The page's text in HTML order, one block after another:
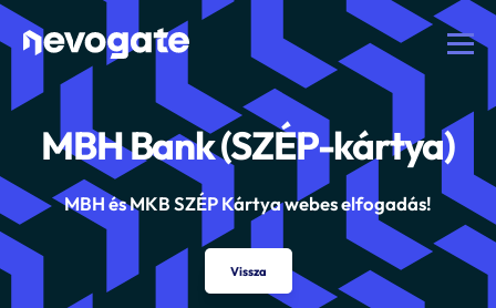
MBH Bank (SZÉP-kártya)
MBH és MKB SZÉP Kártya webes elfogadás!
Vissza